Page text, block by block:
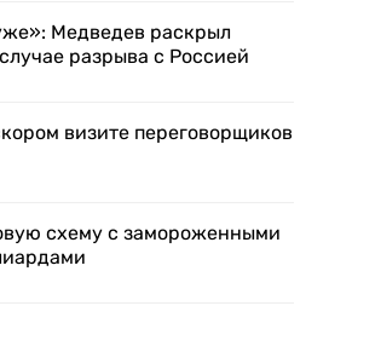
Медведев раскрыл
разрыва с Россией
визите переговорщиков
схему с замороженными